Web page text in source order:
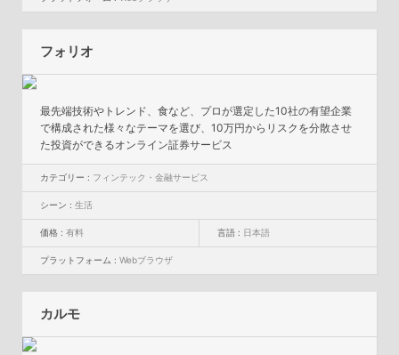
フォリオ
最先端技術やトレンド、食など、プロが選定した10社の有望企業
で構成された様々なテーマを選び、10万円からリスクを分散させ
た投資ができるオンライン証券サービス
カテゴリー : フィンテック・金融サービス
シーン :生活
価格 :有料 言語 : 日本語
プラットフォーム :Webブラウザ
カルモ